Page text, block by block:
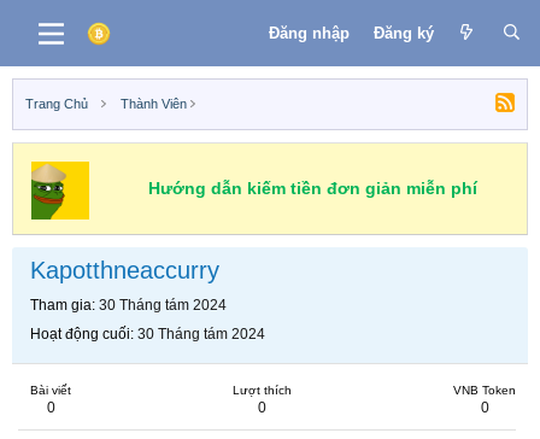
Đăng nhập Đăng ký
Trang Chủ Thành Viên
Hướng dẫn kiếm tiền đơn giản miễn phí
Kapotthneaccurry
Tham gia 30 Tháng tám 2024
Hoạt động cuối 30 Tháng tám 2024
Bài viết
0
Lượt thích
0
VNB Token
0